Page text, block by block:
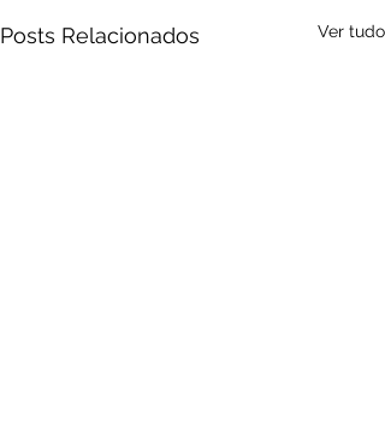
Posts Relacionados Ver tudo